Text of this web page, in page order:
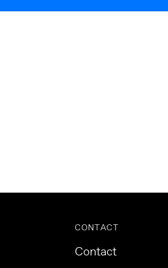
CONTACT
Contact